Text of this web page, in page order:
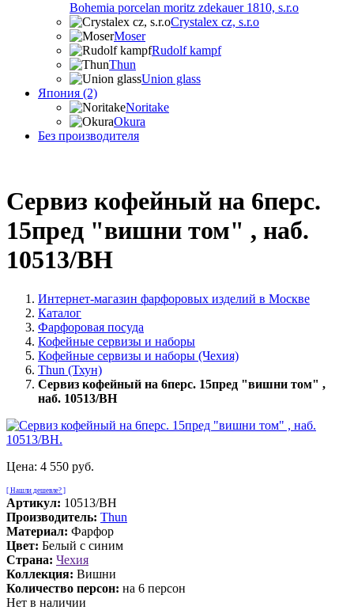
Bohemia porcelan moritz zdekauer 1810, s.r.o
Crystalex cz, s.r.o
Moser
Rudolf kampf
Thun
Union glass
Япония (2)
Noritake
Okura
Без производителя
Сервиз кофейный на 6перс.
15пред "вишни том" , наб.
10513/BH
Интернет-магазин фарфоровых изделий в Москве
Каталог
Фарфоровая посуда
Кофейные сервизы и наборы
Кофейные сервизы и наборы (Чехия)
Thun (Тхун)
Сервиз кофейный на 6перс. 15пред "вишни том" ,
наб. 10513/BH
Цена: 4 550 руб.
[ Нашли дешевле? ]
Артикул: 10513/BH
Производитель: Thun
Материал: Фарфор
Цвет: Белый с синим
Страна: Чехия
Коллекция: Вишни
Количество персон: на 6 персон
Нет в наличии